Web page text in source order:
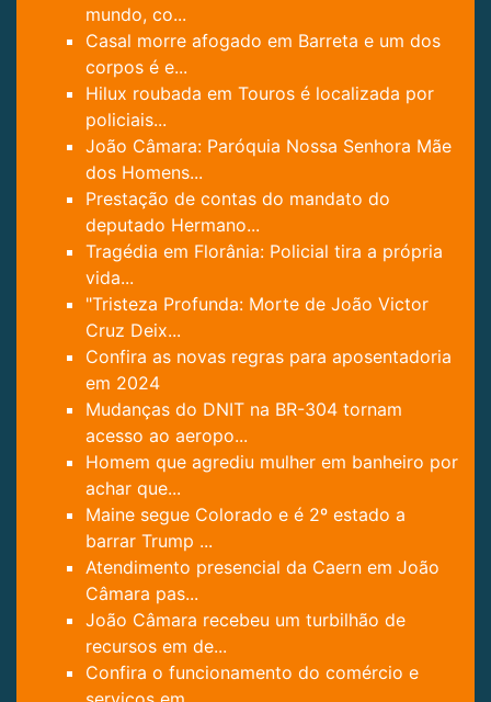
mundo, co...
Casal morre afogado em Barreta e um dos
corpos é e...
Hilux roubada em Touros é localizada por
policiais...
João Câmara: Paróquia Nossa Senhora Mãe
dos Homens...
Prestação de contas do mandato do
deputado Hermano...
Tragédia em Florânia: Policial tira a própria
vida...
"Tristeza Profunda: Morte de João Victor
Cruz Deix...
Confira as novas regras para aposentadoria
em 2024
Mudanças do DNIT na BR-304 tornam
acesso ao aeropo...
Homem que agrediu mulher em banheiro por
achar que...
Maine segue Colorado e é 2º estado a
barrar Trump ...
Atendimento presencial da Caern em João
Câmara pas...
João Câmara recebeu um turbilhão de
recursos em de...
Confira o funcionamento do comércio e